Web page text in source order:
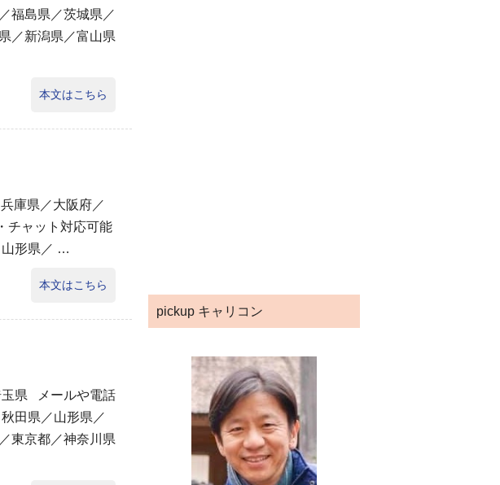
福島県／茨城県／
／新潟県／富山県
本文はこちら
庫県／大阪府／
チャット対応可能
山形県／ …
本文はこちら
玉県 メールや電話
田県／山形県／
東京都／神奈川県
pickup キャリコン